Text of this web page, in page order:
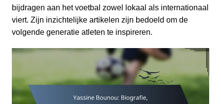
bijdragen aan het voetbal zowel lokaal als internationaal
viert. Zijn inzichtelijke artikelen zijn bedoeld om de
volgende generatie atleten te inspireren.